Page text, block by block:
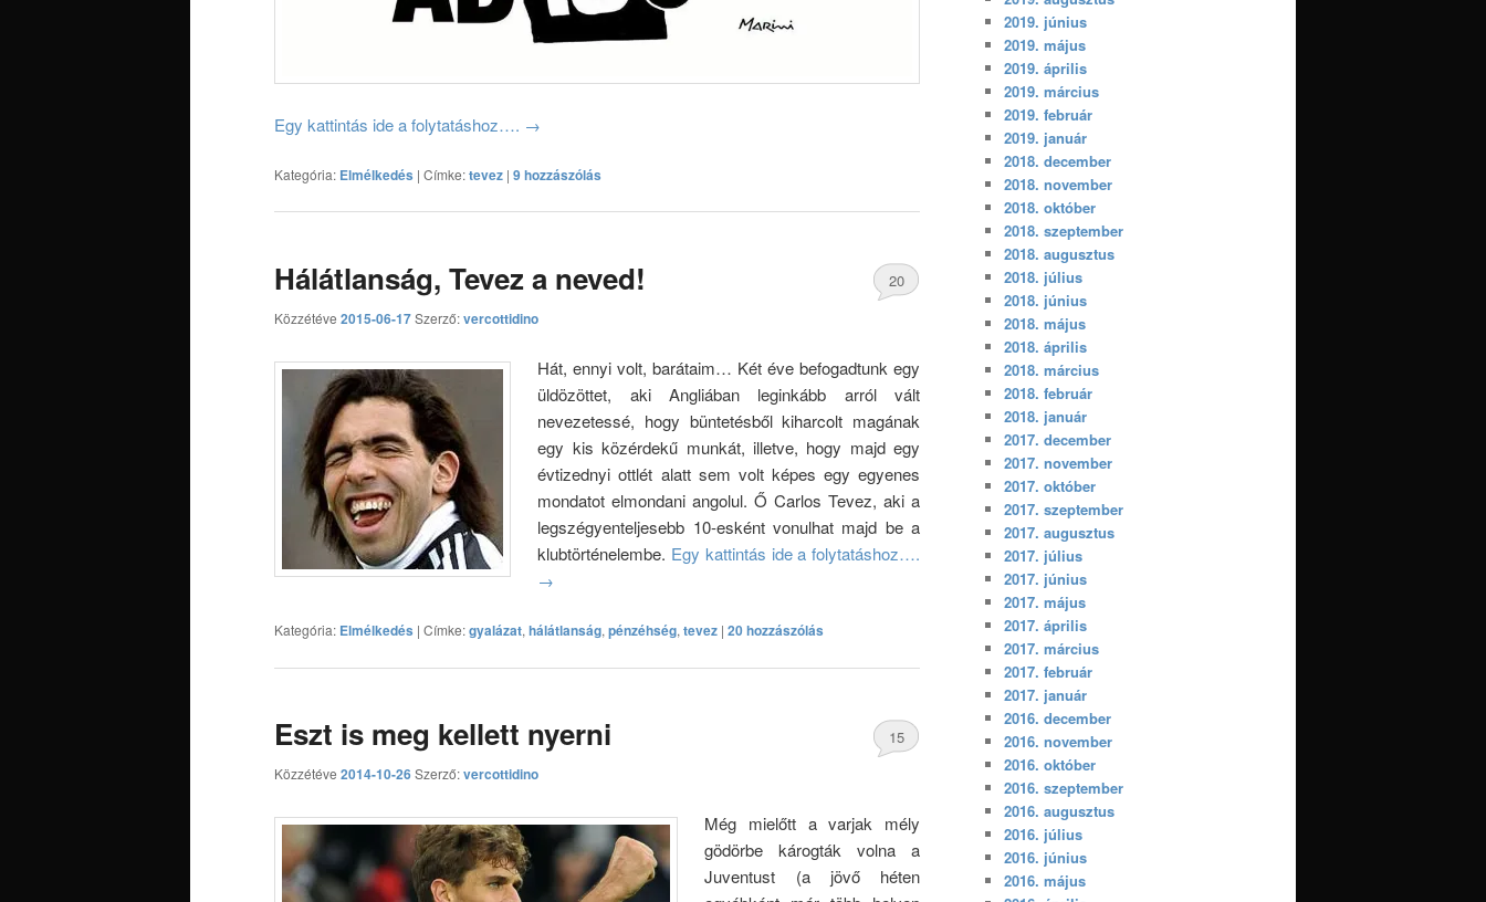
Egy kattintás ide a folytatáshoz…. →
Kategória: Elmélkedés | Címke:tevez | 9 hozzászólás
Hálátlanság, Tevez a neved!
Közzétéve 2015-06-17Szerző:vercottidino
20
Hát, ennyi volt, barátaim… Két éve befogadtunk egy
üldözöttet, aki Angliában leginkább arról vált
nevezetessé, hogy büntetésből kiharcolt magának
egy kis közérdekű munkát, illetve, hogy majd egy
évtizednyi ottlét alatt sem volt képes egy egyenes
mondatot elmondani angolul. Ő Carlos Tevez, aki a
legszégyenteljesebb 10-esként vonulhat majd be a
klubtörténelembe. Egy kattintás ide a folytatáshoz….
→
Kategória: Elmélkedés | Címke:gyalázat, hálátlanság, pénzéhség, tevez | 20 hozzászólás
Eszt is meg kellett nyerni
Közzétéve 2014-10-26Szerző:vercottidino
15
Még mielőtt a varjak mély
gödörbe károgták volna a
Juventust (a jövő héten
2019. június
2019. május
2019. április
2019. március
2019. február
2019. január
2018. december
2018. november
2018. október
2018. szeptember
2018. augusztus
2018. július
2018. június
2018. május
2018. április
2018. március
2018. február
2018. január
2017. december
2017. november
2017. október
2017. szeptember
2017. augusztus
2017. július
2017. június
2017. május
2017. április
2017. március
2017. február
2017. január
2016. december
2016. november
2016. október
2016. szeptember
2016. augusztus
2016. július
2016. június
2016. május